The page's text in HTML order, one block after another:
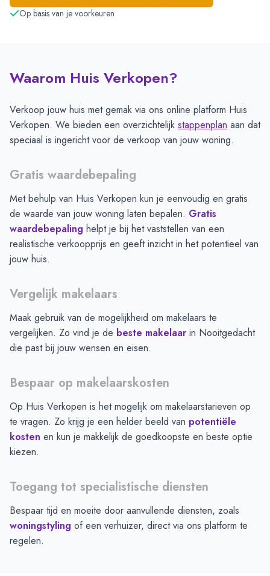
Op basis van je voorkeuren
Waarom Huis Verkopen?
Verkoop jouw huis met gemak via ons online platform Huis
Verkopen. We bieden een overzichtelijk stappenplan aan dat
speciaal is ingericht voor de verkoop van jouw woning.
Gratis waardebepaling
Met behulp van Huis Verkopen kun je eenvoudig en gratis
de waarde van jouw woning laten bepalen. Gratis
waardebepaling helpt je bij het vaststellen van een
realistische verkoopprijs en geeft inzicht in het potentieel van
jouw huis.
Vergelijk makelaars
Maak gebruik van de mogelijkheid om makelaars te
vergelijken. Zo vind je de beste makelaar in Nooitgedacht
die past bij jouw wensen en eisen.
Bespaar op makelaarskosten
Op Huis Verkopen is het mogelijk om makelaarstarieven op
te vragen. Zo krijg je een helder beeld van potentiële
kosten en kun je makkelijk de goedkoopste en beste optie
kiezen.
Toegang tot specialistische diensten
Bespaar tijd en moeite door aanvullende diensten, zoals
woningstyling of een verhuizer, direct via ons platform te
regelen.